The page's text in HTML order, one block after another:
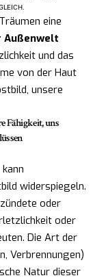
eine
Außenwelt
und das
von der Haut
unsere
Fähigkeit, uns
widerspiegeln.
oder
oder
Die Art der
Verbrennungen)
Natur dieser